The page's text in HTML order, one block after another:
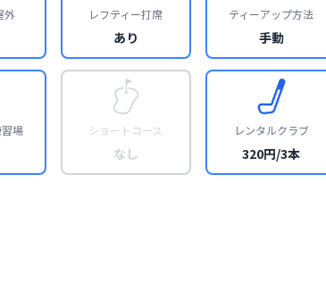
外 レフティー打席
あり
ティーアップ方法
手動
場 ショートコース
なし
レンタルクラブ
320円/3本